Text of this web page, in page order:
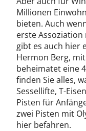
Millionen
bieten. Auch
erste
gibt es auch hier
Hermon Berg,
beheimatet eine
finden Sie alles,
Sessellifte, T-
Pisten für
zwei Pisten mit
hier befahren.